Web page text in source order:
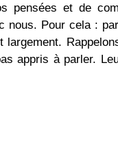
pensées et de
nous. Pour cela :
appris à parler.